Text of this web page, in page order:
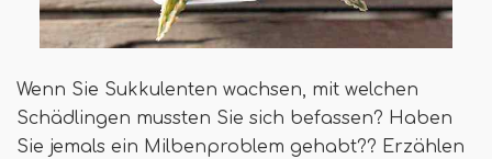
Wenn Sie Sukkulenten wachsen, mit welchen
Schädlingen mussten Sie sich befassen? Haben
Sie jemals ein Milbenproblem gehabt?? Erzählen